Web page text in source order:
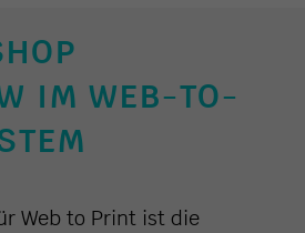
IM WEB-TO-
Web to Print ist die